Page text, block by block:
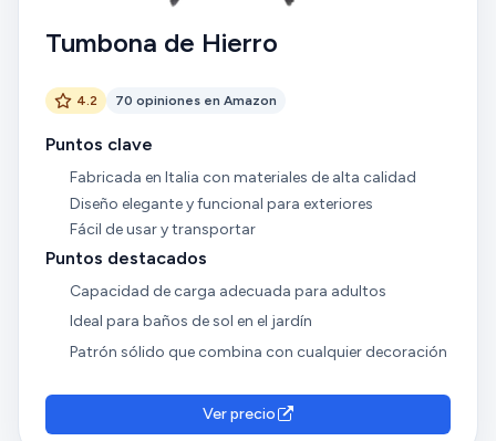
Tumbona de Hierro
4.2 70 opiniones en Amazon
Puntos clave
Fabricada en Italia con materiales de alta calidad
Diseño elegante y funcional para exteriores
Fácil de usar y transportar
Puntos destacados
Capacidad de carga adecuada para adultos
Ideal para baños de sol en el jardín
Patrón sólido que combina con cualquier decoración
Ver precio